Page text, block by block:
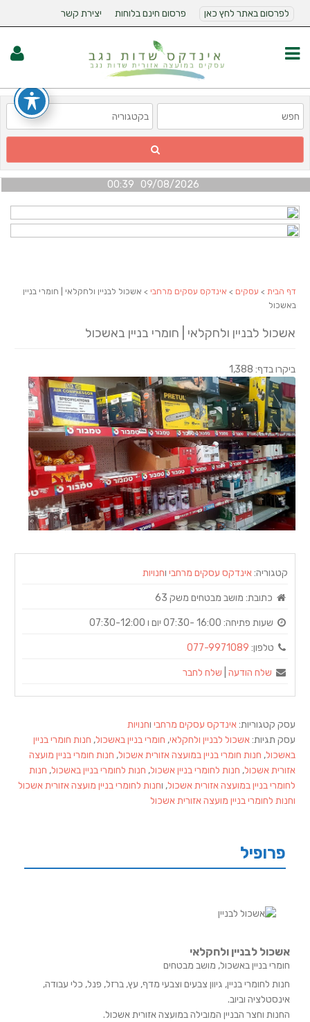
לפרסום באתר לחץ כאן פרסום חינם בלוחות יצירת קשר
09/08/2026 00:39
דף הבית > עסקים > אינדקס עסקים מרחבי > אשכול לבניין ולחקלאי | חומרי בניין
באשכול
אשכול לבניין ולחקלאי | חומרי בניין באשכול
ביקרו בדף: 1,388
קטגוריה:אינדקס עסקים מרחבי וחנויות
כתובת: מושב מבטחים משק 63
שעות פתיחה: 16:00 -07:30 יום ו 07:30-12:00
טלפון: 077-9971089
שלח הודעה שלח לחבר
עסק קטגוריות:אינדקס עסקים מרחבי וחנויות
עסק תגיות:אשכול לבניין ולחקלאי, חומרי בניין באשכול, חנות חומרי בניין
באשכול, חנות חומרי בניין במועצה אזורית אשכול, חנות חומרי בניין מועצה
אזורית אשכול, חנות לחומרי בניין אשכול, חנות לחומרי בניין באשכול, חנות
לחומרי בניין במועצה אזורית אשכול, וחנות לחומרי בניין מועצה אזורית אשכול
וחנות לחומרי בניין מועצה אזורית אשכול
פרופיל
אשכול לבניין ולחקלאי
חומרי בניין באשכול, מושב מבטחים
חנות לחומרי בניין, גיוון צבעים וצבעי מדף, עץ, ברזל, פנל, כלי עבודה,
אינסטלציה וביוב.
החנות וחצר הבניין המובילה במועצה אזורית אשכול.